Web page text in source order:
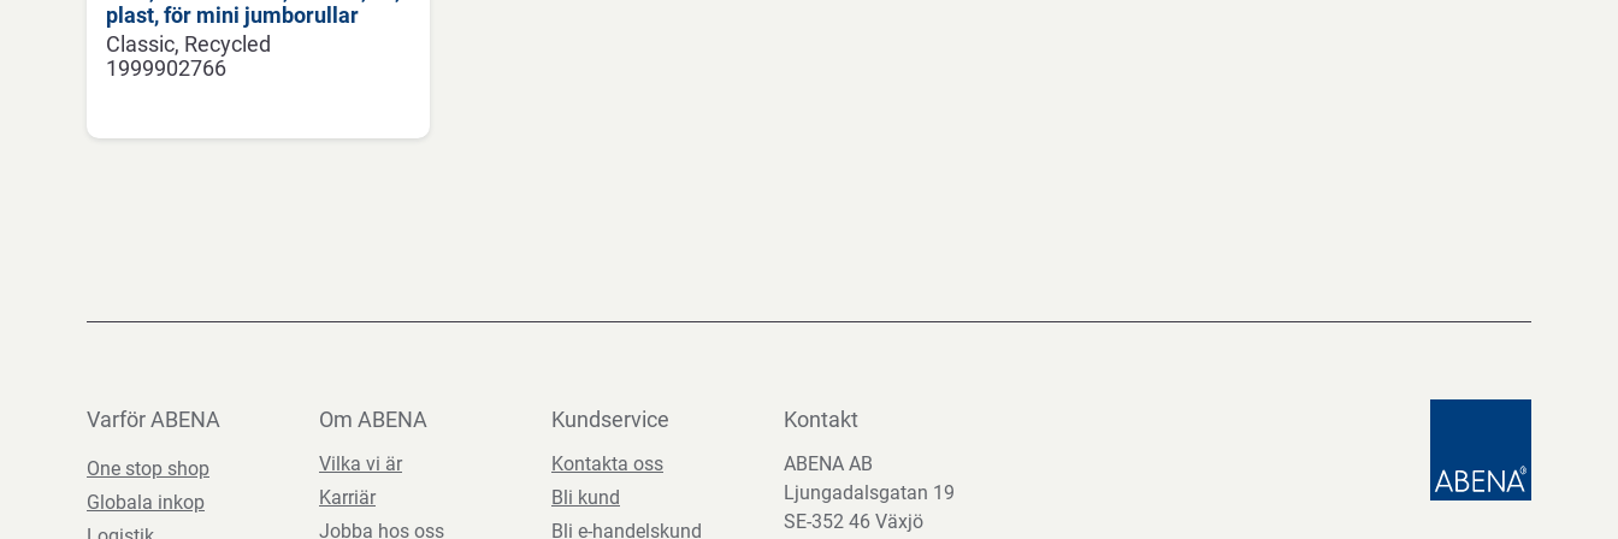
plast, för mini jumborullar
Classic Recycled
1999902766
Varför ABENA
One stop shop
Globala inkop
Om ABENA
Vilka vi är
Karriär
Jobba hos oss
Kundservice
Kontakta oss
Bli kund
Bli e-handelskund
Kontakt
ABENA AB
Ljungadalsgatan 19
SE-352 46 Växjö